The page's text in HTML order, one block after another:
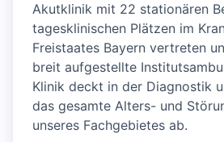
Akutklinik mit 22 stationären
tagesklinischen Plätzen im
Freistaates Bayern vertreten
breit aufgestellte
Klinik deckt in der Diagnostik
das gesamte Alters- und
unseres Fachgebietes ab.